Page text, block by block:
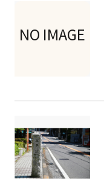
NO IMAGE